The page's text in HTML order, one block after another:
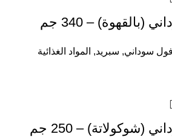
(بالقهوة) – 340 جم
سوداني, سبريد, المواد الغذائية
(شوكولاتة) – 250 جم